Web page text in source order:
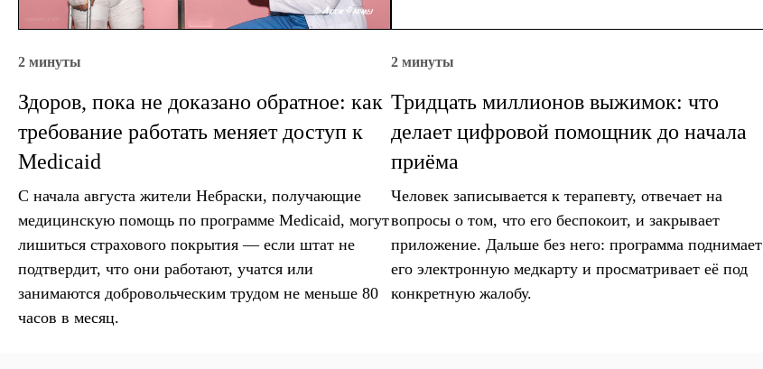
2 минуты
Здоров, пока не доказано обратное: как
требование работать меняет доступ к
Medicaid
С начала августа жители Небраски, получающие
медицинскую помощь по программе Medicaid, могут
лишиться страхового покрытия — если штат не
подтвердит, что они работают, учатся или
занимаются добровольческим трудом не меньше 80
часов в месяц.
2 минуты
Тридцать миллионов выжимок: что
делает цифровой помощник до начала
приёма
Человек записывается к терапевту, отвечает на
вопросы о том, что его беспокоит, и закрывает
приложение. Дальше без него: программа поднимает
его электронную медкарту и просматривает её под
конкретную жалобу.